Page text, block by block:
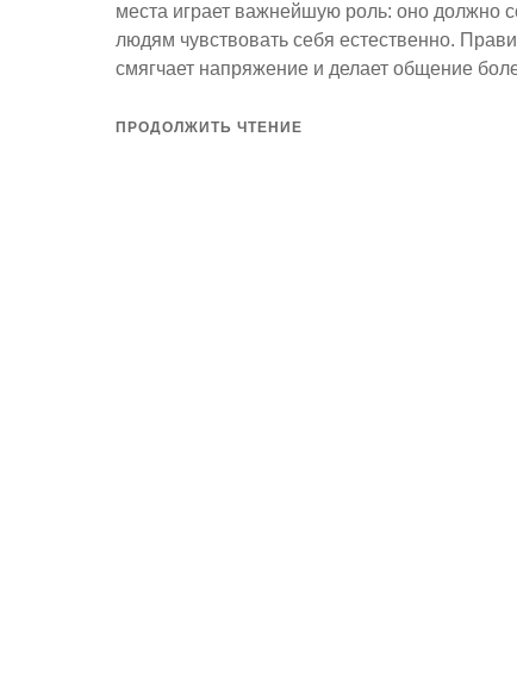
места играет важнейшую роль: оно должно
людям чувствовать себя естественно.
смягчает напряжение и делает общение
ПРОДОЛЖИТЬ ЧТЕНИЕ